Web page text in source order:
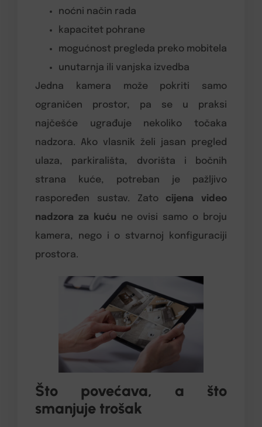
noćni način rada
kapacitet pohrane
mogućnost pregleda preko mobitela
unutarnja ili vanjska izvedba
Jedna kamera može pokriti samo
ograničen prostor, pa se u praksi
najčešće ugrađuje nekoliko točaka
nadzora. Ako vlasnik želi jasan pregled
ulaza, parkirališta, dvorišta i bočnih
strana kuće, potreban je pažljivo
raspoređen sustav. Zato cijena video
nadzora za kuću ne ovisi samo o broju
kamera, nego i o stvarnoj konfiguraciji
prostora.
Što povećava, a što
smanjuje trošak